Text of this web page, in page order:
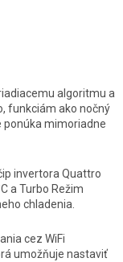
algoritmu a
funkciám ako nočný
ponúka mimoriadne
invertora Quattro
a Turbo Režim
chladenia.
cez WiFi
umožňuje nastaviť